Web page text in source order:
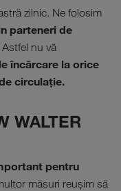
zilnic. Ne folosim
parteneri de
nu vă
încărcare la orice
circulație.
WALTER
pentru
măsuri reuşim să